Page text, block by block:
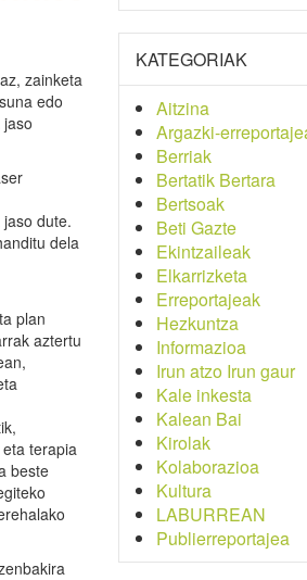
zainketa
edo
dute.
dela
plan
aztertu
terapia
beste
KATEGORIAK
Aitzina
Argazki-
Berriak
Bertatik Bertara
Bertsoak
Beti Gazte
Ekintzaileak
Elkarrizketa
Erreportajeak
Hezkuntza
Informazioa
Irun atzo Irun gaur
Kale inkesta
Kalean Bai
Kirolak
Kolaborazioa
Kultura
LABURREAN
Publierreportajea